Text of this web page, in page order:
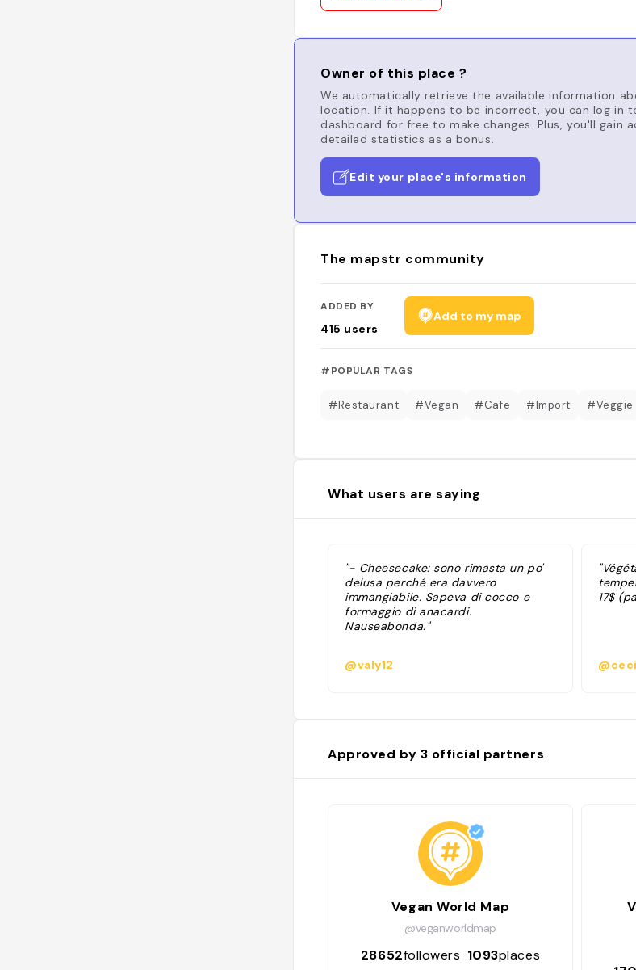
Owner of this place ?
We automatically retrieve the available information
location. If it happens to be incorrect, you can log in
dashboard for free to make changes. Plus, you'll gain
detailed statistics as a bonus.
Edit your place's information
The mapstr community
ADDED BY
415 users
Add to my map
#POPULAR TAGS
#Restaurant #Vegan #Cafe #Import #Veggie
What users are saying
"- Cheesecake: sono rimasta un po'
delusa perché era davvero
immangiabile. Sapeva di cocco e
formaggio di anacardi.
Nauseabonda."
@valy12
17$
Approved by 3 official partners
Vegan World Map
@veganworldmap
28652followers 1093places